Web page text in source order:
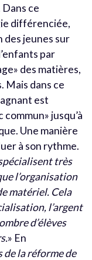
ce
différenciée,
des jeunes sur
par
des matières,
Mais dans ce
est
jusqu’à
Une manière
à son rythme.
très
l’organisation
matériel. Cela
l’argent
d’élèves
» En
de la réforme de